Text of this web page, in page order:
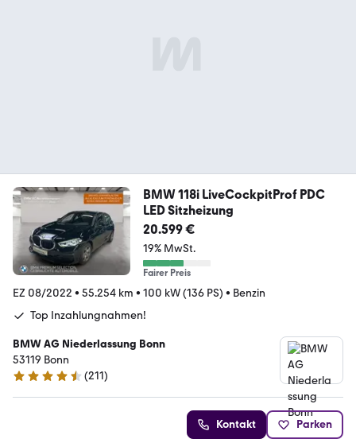
BMW 118i LiveCockpitProf PDC
LED Sitzheizung
20.599 €
19% MwSt.
Fairer Preis
EZ 08/2022 • 55.254 km • 100 kW (136 PS) • Benzin
Top Inzahlungnahmen!
BMW AG Niederlassung Bonn
53119 Bonn
4.5 Sterne
(211)
Kontakt Parken